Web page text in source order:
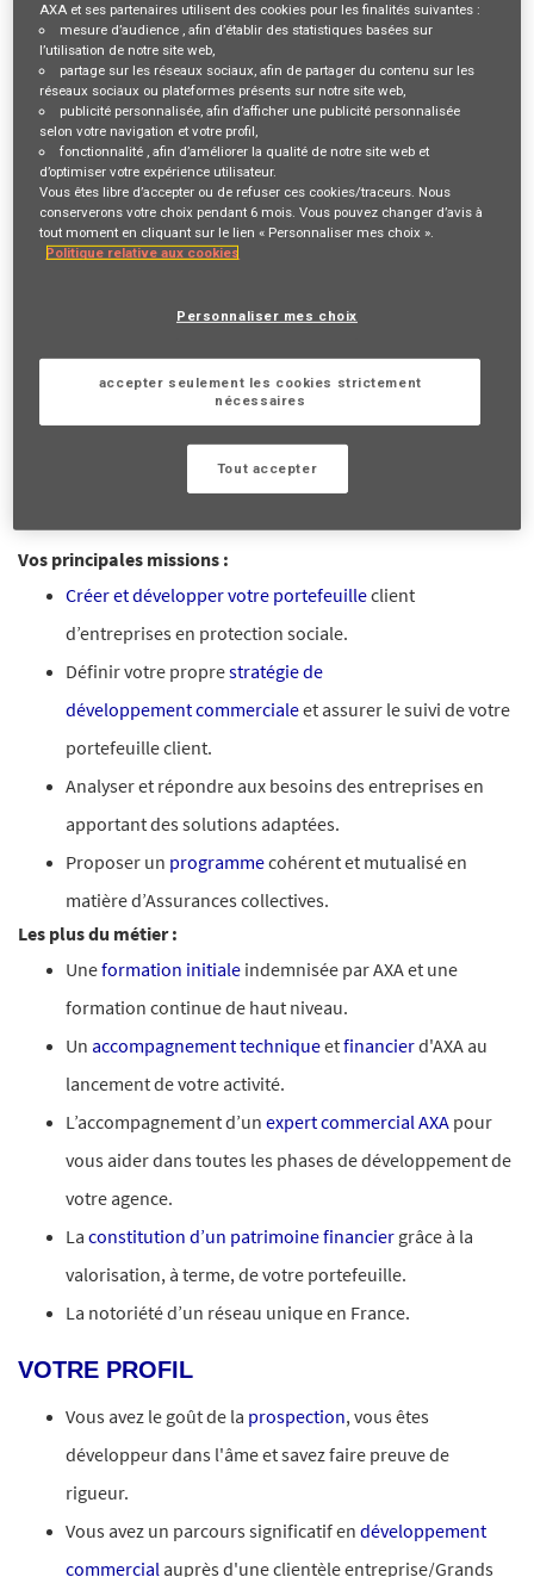
Description du poste
VOTRE RÔLE ET VOS MISSIONS
Vous êtes en recherche d’un projet entrepreneurial
êtes plutôtBtoBque BtoC ?
La fibrecommerciale et le sens duservice clientfont partie de
vos qualités ? Nous avons une belle opportunité pour vous !
Devenir Agent général en Assurance Collective, c’est
progrès humain en protégeant ce qui compte
protéger les salariés
et leurs familles.
C’est également bâtir une entreprise dans laquelle vous serez
bénéficiant de l’accompagnement d’AXA pour lancer et réussir
Vos principales missions :
Créer et développer votre portefeuilleclient
d’entreprises en protection sociale.
Définir votre proprestratégie de
développementcommercialeet assurer le suivi de votre
portefeuille client.
Analyser et répondre aux besoins des entreprises en
apportant des solutions adaptées.
Proposer un programmecohérent et mutualisé en
matière d’Assurances collectives.
Les plus du métier :
Uneformation initiale indemnisée par AXA et une
formation continue de haut niveau.
Un accompagnement techniqueetfinancierd'AXA au
lancement de votre activité.
L’accompagnement d’un expert commercial AXA pour
vous aider dans toutes les phases de développement de
votre agence.
La constitution d’un patrimoine financier grâce à la
valorisation, à terme, de votre portefeuille.
La notoriété d’un réseau unique en France.
VOTRE PROFIL
Vous avez le goût de la prospection, vous êtes
développeur dans l'âme et savez faire preuve de
rigueur.
Vous avez un parcours significatif en développement
commercial auprès d'une clientèle entreprise/Grands
AXA et ses partenaires utilisent des cookies pour les finalités suivantes :
mesure d’audience , afin d’établir des statistiques basées sur
l’utilisation de notre site web,
partage sur les réseaux sociaux, afin de partager du contenu sur les
réseaux sociaux ou plateformes présents sur notre site web,
publicité personnalisée, afin d’afficher une publicité personnalisée
selon votre navigation et votre profil,
fonctionnalité , afin d’améliorer la qualité de notre site web et
d’optimiser votre expérience utilisateur.
Vous êtes libre d’accepter ou de refuser ces cookies/traceurs. Nous
conserverons votre choix pendant 6 mois. Vous pouvez changer d’avis à
tout moment en cliquant sur le lien « Personnaliser mes choix ».
Politique relative aux cookies
Personnaliser mes choix
accepter seulement les cookies strictement
nécessaires
Tout accepter